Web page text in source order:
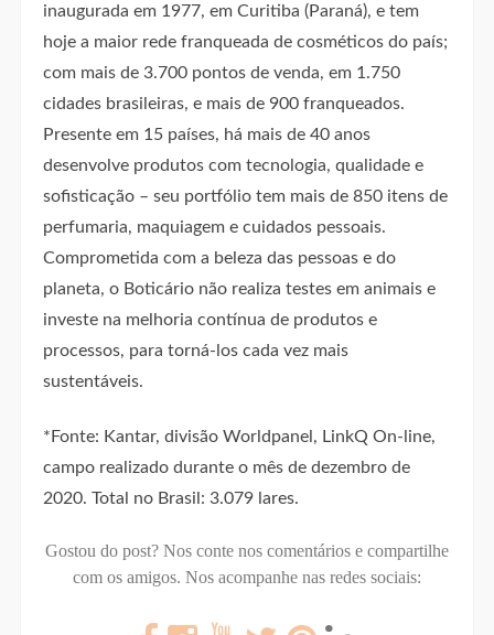
inaugurada em 1977, em Curitiba (Paraná), e tem
hoje a maior rede franqueada de cosméticos do país;
com mais de 3.700 pontos de venda, em 1.750
cidades brasileiras, e mais de 900 franqueados.
Presente em 15 países, há mais de 40 anos
desenvolve produtos com tecnologia, qualidade e
sofisticação – seu portfólio tem mais de 850 itens de
perfumaria, maquiagem e cuidados pessoais.
Comprometida com a beleza das pessoas e do
planeta, o Boticário não realiza testes em animais e
investe na melhoria contínua de produtos e
processos, para torná-los cada vez mais
sustentáveis.
*Fonte: Kantar, divisão Worldpanel, LinkQ On-line,
campo realizado durante o mês de dezembro de
2020. Total no Brasil: 3.079 lares.
Gostou do post? Nos conte nos comentários e compartilhe
com os amigos. Nos acompanhe nas redes sociais: